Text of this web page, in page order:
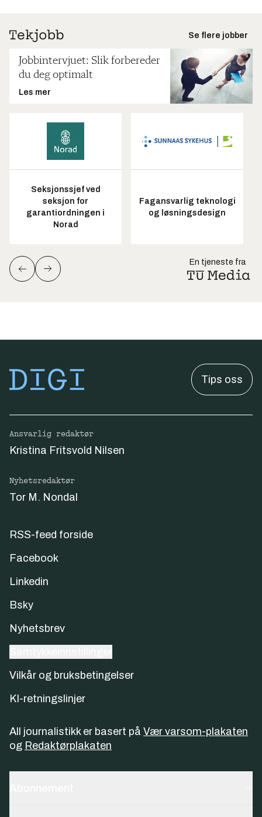
Se flere jobber
Jobbintervjuet: Slik forbereder
du deg optimalt
Les mer
Seksjonssjef ved
seksjon for
garantiordningen i
Norad
Fagansvarlig teknologi
og løsningsdesign
En tjeneste fra
Tips oss
Ansvarlig redaktør
Kristina Fritsvold Nilsen
Nyhetsredaktør
Tor M. Nondal
RSS-feed forside
Facebook
Linkedin
Bsky
Nyhetsbrev
Vilkår og bruksbetingelser
KI-retningslinjer
All journalistikk er basert på Vær varsom-plakaten
og Redaktørplakaten